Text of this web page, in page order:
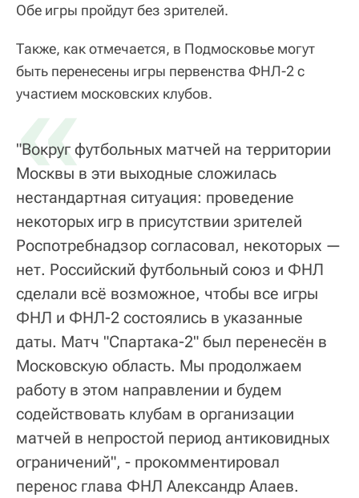
Обе игры пройдут без зрителей.
Также, как отмечается, в Подмосковье могут
быть перенесены игры первенства ФНЛ-2 с
участием московских клубов.
«
"Вокруг футбольных матчей на территории
Москвы в эти выходные сложилась
нестандартная ситуация: проведение
некоторых игр в присутствии зрителей
Роспотребнадзор согласовал, некоторых —
нет. Российский футбольный союз и ФНЛ
сделали всё возможное, чтобы все игры
ФНЛ и ФНЛ-2 состоялись в указанные
даты. Матч "Спартака-2" был перенесён в
Московскую область. Мы продолжаем
работу в этом направлении и будем
содействовать клубам в организации
матчей в непростой период антиковидных
ограничений", - прокомментировал
перенос глава ФНЛ Александр Алаев.